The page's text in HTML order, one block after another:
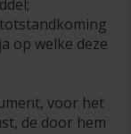
op welke deze
voor het
de door hem